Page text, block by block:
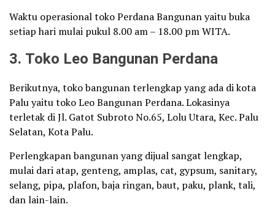
Waktu operasional toko Perdana Bangunan yaitu buka
setiap hari mulai pukul 8.00 am – 18.00 pm WITA.
3. Toko Leo Bangunan Perdana
Berikutnya, toko bangunan terlengkap yang ada di kota
Palu yaitu toko Leo Bangunan Perdana. Lokasinya
terletak di Jl. Gatot Subroto No.65, Lolu Utara, Kec. Palu
Selatan, Kota Palu.
Perlengkapan bangunan yang dijual sangat lengkap,
mulai dari atap, genteng, amplas, cat, gypsum, sanitary,
selang, pipa, plafon, baja ringan, baut, paku, plank, tali,
dan lain-lain.